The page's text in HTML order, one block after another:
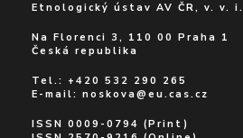
Etnologický ústav AV ČR, v. v. i.
Na Florenci 3, 110 00 Praha 1
Česká republika
Tel.: +420 532 290 265
E-mail: noskova@eu.cas.cz
ISSN 0009-0794 (Print)